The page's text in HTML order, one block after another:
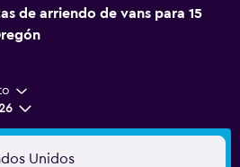
de arriendo de vans para 15
Unidos